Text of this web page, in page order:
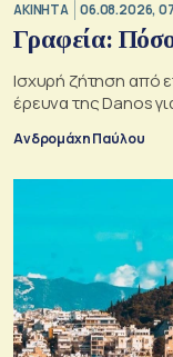
ΑΚΙΝΗΤΑ 06.08.2026,
Γραφεία:
Ισχυρή ζήτηση από
έρευνα της Danos
Ανδρομάχη Παύλου